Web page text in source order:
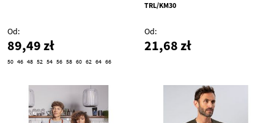
Od
89,49 zł
50 46 48 52 54 56 58 60 62 64 66
TRL/KM30
Od
21,68 zł